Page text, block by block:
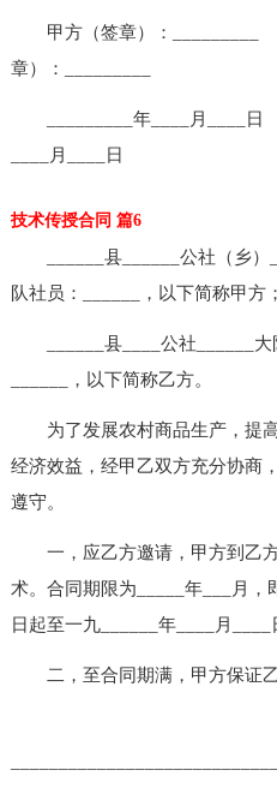
甲方（签章）：
章）：_________
_________年____月
____月____日
技术传授合同 篇6
______县______公社（乡）
队社员：______，以下简称甲方；
______县____公社______大
______，以下简称乙方。
为了发展农村商品生产，提高
经济效益，经甲乙双方充分协商
遵守。
一，应乙方邀请，甲方到乙方
术。合同期限为_____年___月，
日起至一九______年____月____
二，至合同期满，甲方保证乙